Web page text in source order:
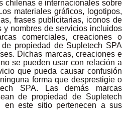
chilenas e internacionales sobre
materiales gráficos, logotipos,
frases publicitarias, iconos de
y nombres de servicios incluidos
comerciales, creaciones o
propiedad de Supletech SPA
Dichas marcas, creaciones e
se pueden usar con relación a
que pueda causar confusión
forma que desprestigie o
SPA. Las demás marcas
de propiedad de Supletech
en este sitio pertenecen a sus